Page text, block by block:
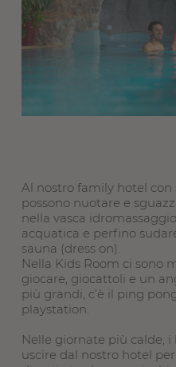
Al nostro family hotel con
possono nuotare e
nella vasca
acquatica e perfino
sauna (dress on).
Nella Kids Room ci sono
giocare, giocattoli e un
più grandi, c’è il ping
playstation.
Nelle giornate più calde,
uscire dal nostro hotel